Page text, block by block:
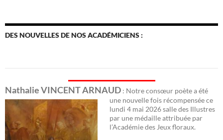
DES NOUVELLES DE NOS ACADÉMICIENS :
Nathalie VINCENT ARNAUD : Notre consœur poète a été
une nouvelle fois récompensée ce
lundi 4 mai 2026 salle des Illustres
par une médaille attribuée par
l’Académie des Jeux floraux.